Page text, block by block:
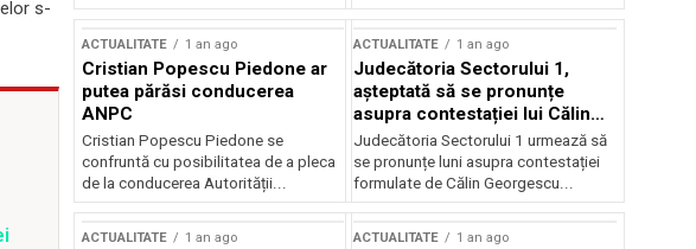
s-
ACTUALITATE 1 an ago
Cristian Popescu Piedone ar
putea părăsi conducerea
ANPC
Cristian Popescu Piedone se
confruntă cu posibilitatea de a pleca
de la conducerea Autorității...
ACTUALITATE 1 an ago
Judecătoria Sectorului 1,
așteptată să se pronunțe
asupra contestației lui Călin
Georgescu privind controlul
judiciar
Judecătoria Sectorului 1 urmează să
se pronunțe luni asupra contestației
formulate de Călin Georgescu...
ACTUALITATE 1 an ago ACTUALITATE 1 an ago